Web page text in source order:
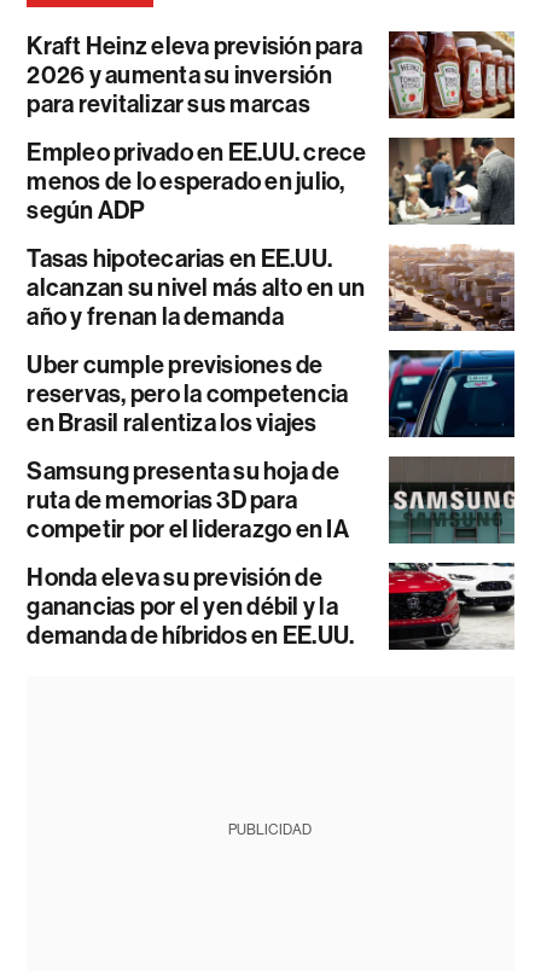
Kraft Heinz eleva previsión para
2026 y aumenta su inversión
para revitalizar sus marcas
Empleo privado en EE.UU. crece
menos de lo esperado en julio,
según ADP
Tasas hipotecarias en EE.UU.
alcanzan su nivel más alto en un
año y frenan la demanda
Uber cumple previsiones de
reservas, pero la competencia
en Brasil ralentiza los viajes
Samsung presenta su hoja de
ruta de memorias 3D para
competir por el liderazgo en IA
Honda eleva su previsión de
ganancias por el yen débil y la
demanda de híbridos en EE.UU.
PUBLICIDAD